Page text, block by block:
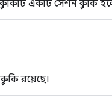
কুকিটি একটি সেশন কুকি
রয়েছে।